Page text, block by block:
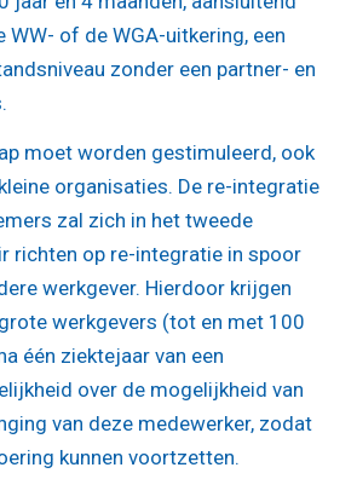
WW- of de WGA-uitkering, een
zonder een partner- en
moet worden gestimuleerd, ook
organisaties. De re-integratie
zal zich in het tweede
richten op re-integratie in spoor
werkgever. Hierdoor krijgen
werkgevers (tot en met 100
één ziektejaar van een
over de mogelijkheid van
van deze medewerker, zodat
kunnen voortzetten.